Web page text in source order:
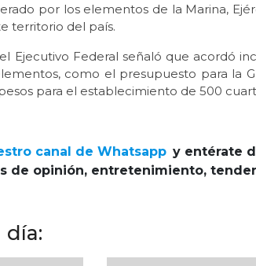
por los elementos de la Marina,
territorio del país.
Ejecutivo Federal señaló que acordó
como el presupuesto para la
para el establecimiento de 500
canal de Whatsapp y entérate
de opinión, entretenimiento,
día: